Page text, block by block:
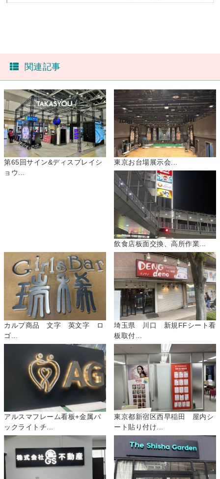
関連記事
第65回サイン&ディスプレイシ
ョウ...
東京お台場展示会...
飲食店板面交換、高所作業...
カルプ商品 文字 英文字 ロ
ゴ...
埼玉県 川口 新規FFシート看
板取付...
アルスマフレーム看板+金属バ
ックライトチ...
東京都新宿区西早稲田 屋内シ
ート貼り付け...